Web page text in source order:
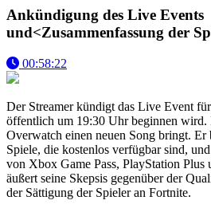
Ankündigung des Live Events
und<Zusammenfassung der
00:58:22
Der Streamer kündigt das Live Event
öffentlich um 19:30 Uhr beginnen wird.
Overwatch einen neuen Song bringt. Er
Spiele, die kostenlos verfügbar sind,
von Xbox Game Pass, PlayStation Plus
äußert seine Skepsis gegenüber der
der Sättigung der Spieler an Fortnite.